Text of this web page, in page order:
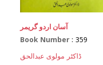
آسان اردو گریمر
Book Number : 359
ڈاکٹر مولوی عبدالحق